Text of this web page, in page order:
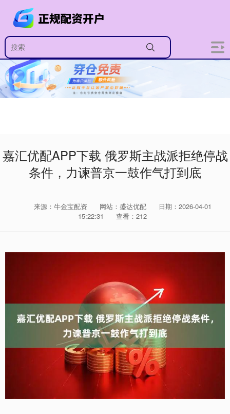
嘉汇优配APP下载 俄罗斯主战派拒绝停战
条件，力谏普京一鼓作气打到底
来源：牛金宝配资 网站：盛达优配
日期：2026-04-01
15:22:31
查看：212